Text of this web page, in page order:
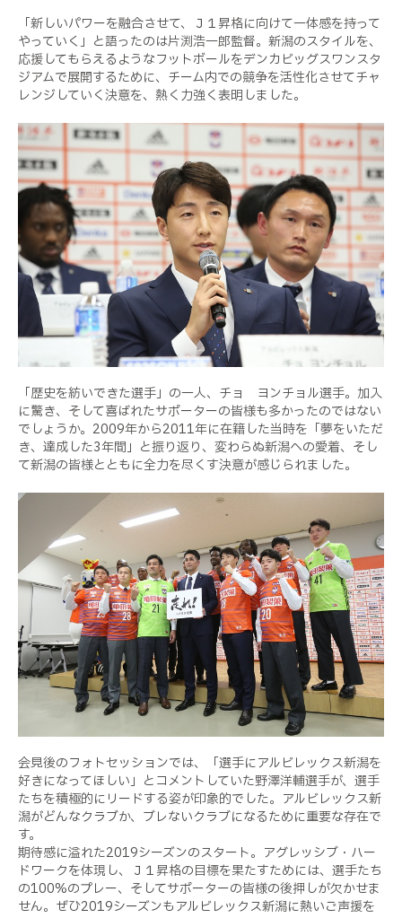
「新しいパワーを融合させて、Ｊ１昇格に向けて一体感を持って
やっていく」と語ったのは片渕浩一郎監督。新潟のスタイルを、
応援してもらえるようなフットボールをデンカビッグスワンスタ
ジアムで展開するために、チーム内での競争を活性化させてチャ
レンジしていく決意を、熱く力強く表明しました。
「歴史を紡いできた選手」の一人、チョ ヨンチョル選手。加入
に驚き、そして喜ばれたサポーターの皆様も多かったのではない
でしょうか。2009年から2011年に在籍した当時を「夢をいただ
き、達成した3年間」と振り返り、変わらぬ新潟への愛着、そし
て新潟の皆様とともに全力を尽くす決意が感じられました。
会見後のフォトセッションでは、「選手にアルビレックス新潟を
好きになってほしい」とコメントしていた野澤洋輔選手が、選手
たちを積極的にリードする姿が印象的でした。アルビレックス新
潟がどんなクラブか、ブレないクラブになるために重要な存在で
す。
期待感に溢れた2019シーズンのスタート。アグレッシブ・ハー
ドワークを体現し、Ｊ１昇格の目標を果たすためには、選手たち
の100%のプレー、そしてサポーターの皆様の後押しが欠かせま
せん。ぜひ2019シーズンもアルビレックス新潟に熱いご声援を